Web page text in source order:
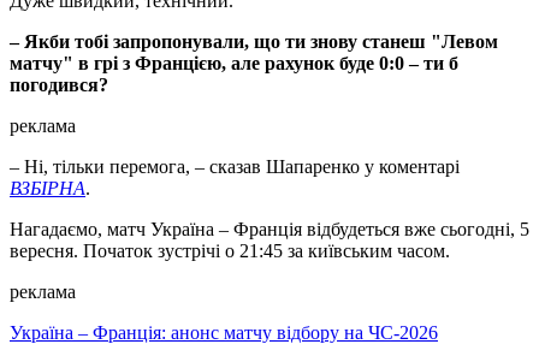
– Якби тобі запропонували, що ти знову станеш "Левом
матчу" в грі з Францією, але рахунок буде 0:0 – ти б
погодився?
реклама
– Ні, тільки перемога, – сказав Шапаренко у коментарі
ВЗБІРНА.
Нагадаємо, матч Україна – Франція відбудеться вже сьогодні, 5
вересня. Початок зустрічі о 21:45 за київським часом.
реклама
Україна – Франція: анонс матчу відбору на ЧС-2026